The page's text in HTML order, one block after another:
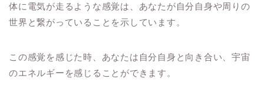
体に電気が走るような感覚は、あなたが自分自身や周りの
世界と繋がっていることを示しています。
この感覚を感じた時、あなたは自分自身と向き合い、宇宙
のエネルギーを感じることができます。